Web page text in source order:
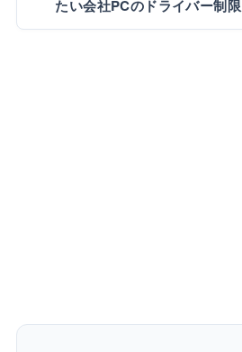
たい会社PCのドライバー制限